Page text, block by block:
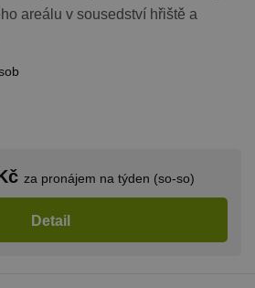
areálu v sousedství hřiště a
za pronájem na týden (so-so)
Detail